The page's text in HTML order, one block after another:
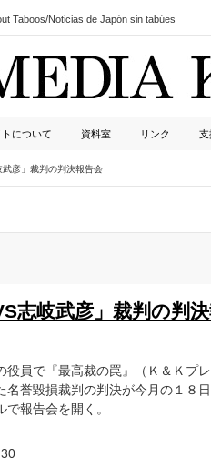
Taboos/Noticias de Japón sin tabúes
について 資料室 リンク 支
武彦」裁判の判決報告会
志岐武彦」裁判の判
員で『最高裁の罠』（Ｋ＆Ｋプ
誉毀損裁判の判決が今月の１８
報告会を開く。